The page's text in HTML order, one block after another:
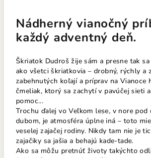
Nádherný vianočný
každý adventný deň.
Škriatok Dudroš žije sám a presne tak
ako všetci škriatkovia – drobný, rýchly a
zabehnutých koľají a príprav na Vianoce
čmeliak, ktorý sa zachytí v pavúčej sieti
pomoc...
Trochu ďalej vo Veľkom lese, v nore pod
dubom, je atmosféra úplne iná – toto
veselej zajačej rodiny. Nikdy tam nie je
zajačiky sa jašia a behajú kade-tade.
Ako sa môžu pretnúť životy takýchto